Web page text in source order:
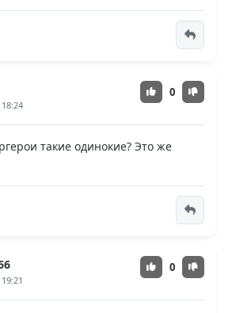
0
такие одинокие? Это же
0